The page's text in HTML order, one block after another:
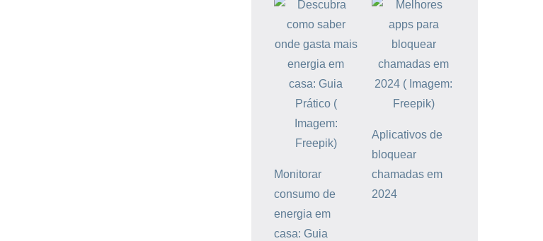
Monitorar
consumo de
energia em
casa: Guia
Aplicativos de
bloquear
chamadas em
2024